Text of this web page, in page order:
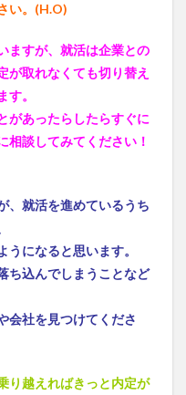
い。(H.O)
ますが、就活は企業との
が取れなくても切り替え
。
があったらしたらすぐに
相談してみてください！
、就活を進めているうち
になると思います。
ち込んでしまうことなど
会社を見つけてくださ
り越えればきっと内定が